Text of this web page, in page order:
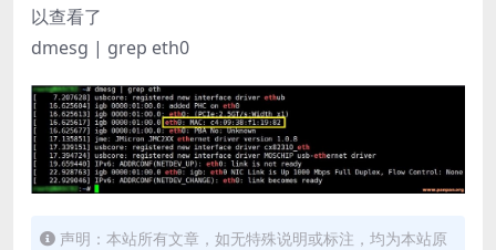
以查看了
dmesg | grep eth0
声明：本站所有文章，如无特殊说明或标注，均为本站原